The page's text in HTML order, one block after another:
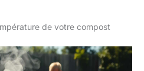
de votre compost